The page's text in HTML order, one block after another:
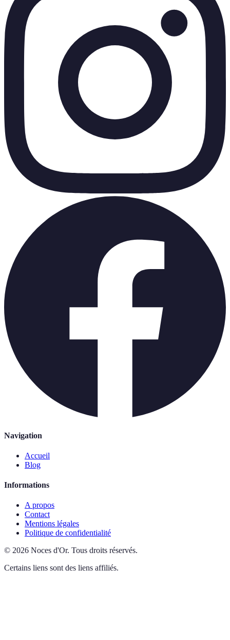
Navigation
Accueil
Blog
Informations
A propos
Contact
Mentions légales
Politique de confidentialité
© 2026 Noces d'Or. Tous droits réservés.
Certains liens sont des liens affiliés.